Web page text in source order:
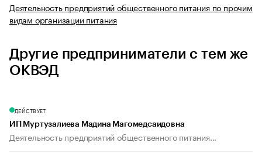
Деятельность предприятий общественного питания по прочим
видам организации питания
Другие предприниматели с тем же
ОКВЭД
ДЕЙСТВУЕТ
ИП Муртузалиева Мадина Магомедсаидовна
Деятельность предприятий общественного питания...